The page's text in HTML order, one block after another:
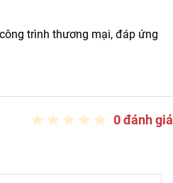
trình thương mại, đáp ứng
0 đánh giá